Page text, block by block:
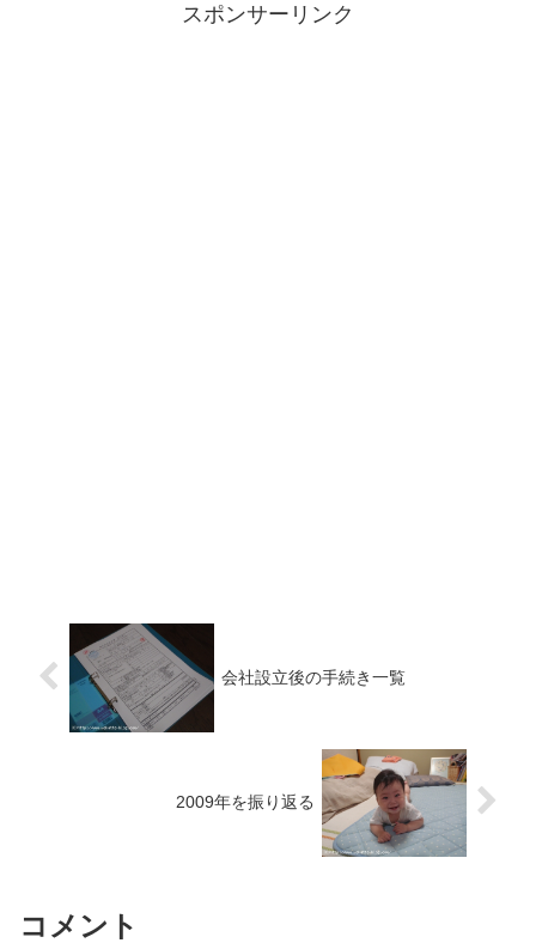
スポンサーリンク
会社設立後の手続き一覧
2009年を振り返る
コメント